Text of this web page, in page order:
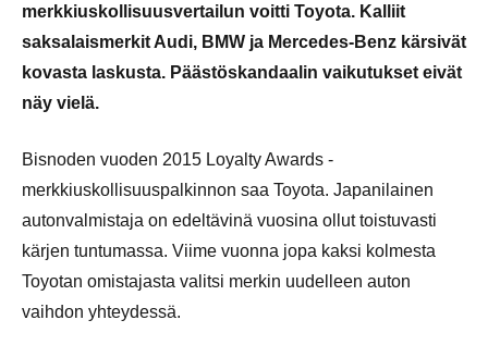
merkkiuskollisuusvertailun voitti Toyota. Kalliit
saksalaismerkit Audi, BMW ja Mercedes-Benz kärsivät
kovasta laskusta. Päästöskandaalin vaikutukset eivät
näy vielä.
Bisnoden vuoden 2015 Loyalty Awards -
merkkiuskollisuuspalkinnon saa Toyota. Japanilainen
autonvalmistaja on edeltävinä vuosina ollut toistuvasti
kärjen tuntumassa. Viime vuonna jopa kaksi kolmesta
Toyotan omistajasta valitsi merkin uudelleen auton
vaihdon yhteydessä.